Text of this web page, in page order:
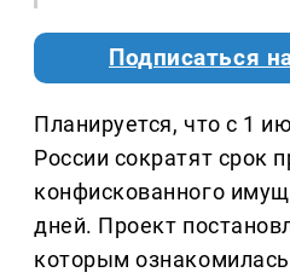
Подписаться
Планируется, что с 1
России сократят срок
конфискованного
дней. Проект
которым